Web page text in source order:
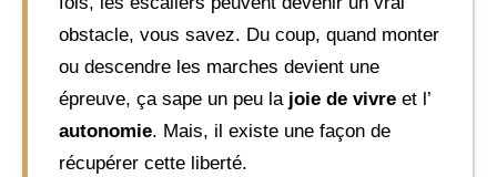
obstacle, vous savez. Du coup, quand monter
ou descendre les marches devient une
épreuve, ça sape un peu la joie de vivre et l’
autonomie. Mais, il existe une façon de
récupérer cette liberté.